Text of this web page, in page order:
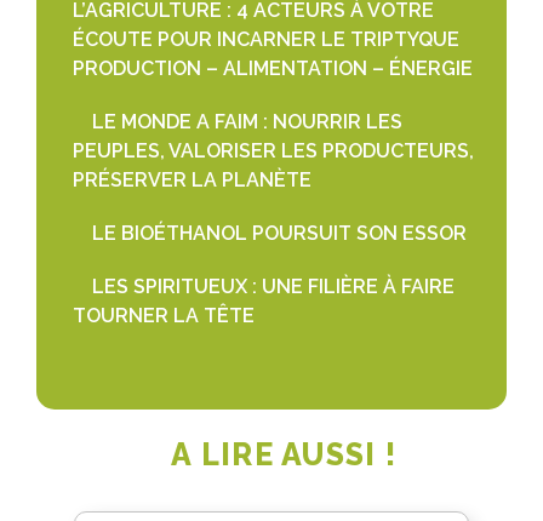
L’AGRICULTURE : 4 ACTEURS À VOTRE
ÉCOUTE POUR INCARNER LE TRIPTYQUE
PRODUCTION – ALIMENTATION – ÉNERGIE
LE MONDE A FAIM : NOURRIR LES
PEUPLES, VALORISER LES PRODUCTEURS,
PRÉSERVER LA PLANÈTE
LE BIOÉTHANOL POURSUIT SON ESSOR
LES SPIRITUEUX : UNE FILIÈRE À FAIRE
TOURNER LA TÊTE
A LIRE AUSSI !